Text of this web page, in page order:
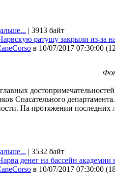
| 3913 байт
ратушу закрыли из-за
в 10/07/2017 07:30:00 (
Спасательного
На протяжении
| 3532 байт
денег на бассейн академии
в 10/07/2017 07:30:00 (